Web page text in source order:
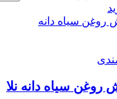
سیاه دانه نلا